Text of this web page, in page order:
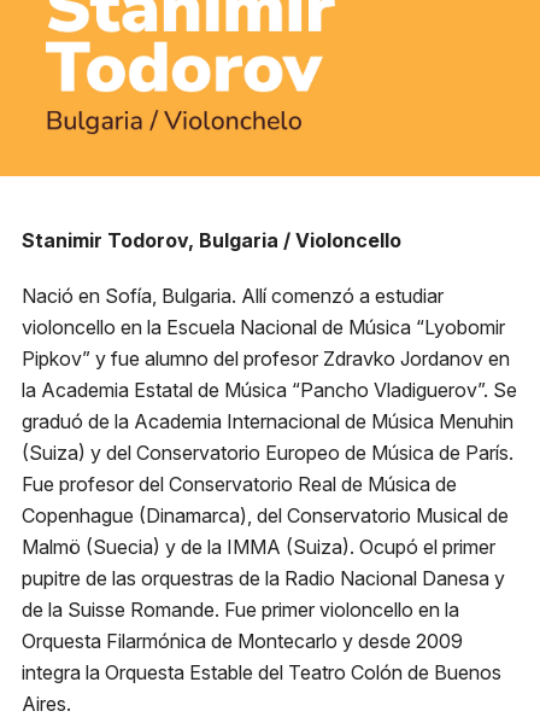
Preguntas frecuentes
Presenta tu proyecto
Prepara tu experiencia
Horarios boletería
Lunes a viernes:
10:00 a 19:30 h
Sábado y domingo:11:00 a 16:00 h
+56 9 8255 3149
Dirección
Av. Apoquindo 3300 Las
Condes, Santiago.
Metro
Estacionamiento
Stanimir Todorov
Stanimir Todorov, Bulgaria / Violoncello
Nació en Sofía, Bulgaria. Allí comenzó a estudiar
violoncello en la Escuela Nacional de Música “Lyobomir
Pipkov” y fue alumno del profesor Zdravko Jordanov en
la Academia Estatal de Música “Pancho Vladiguerov”. Se
graduó de la Academia Internacional de Música Menuhin
(Suiza) y del Conservatorio Europeo de Música de París.
Fue profesor del Conservatorio Real de Música de
Copenhague (Dinamarca), del Conservatorio Musical de
Malmö (Suecia) y de la IMMA (Suiza). Ocupó el primer
pupitre de las orquestras de la Radio Nacional Danesa y
de la Suisse Romande. Fue primer violoncello en la
Orquesta Filarmónica de Montecarlo y desde 2009
integra la Orquesta Estable del Teatro Colón de Buenos
Aires.